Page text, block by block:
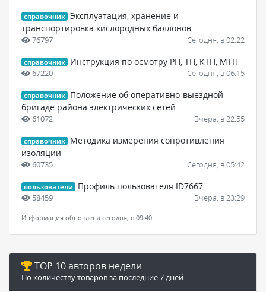
справочник Эксплуатация, хранение и
транспортировка кислородных баллонов
76797 Сегодня, в 02:22
справочник Инструкция по осмотру РП, ТП, КТП, МТП
67220 Сегодня, в 06:15
справочник
Положение об оперативно-выездной
бригаде района электрических сетей
61072 Вчера, в 22:55
справочник
Методика измерения сопротивления
изоляции
60735 Сегодня, в 05:42
пользователи Профиль пользователя ID7667
58459 Вчера, в 23:29
Информация обновлена сегодня, в 09:40
TOP 10 авторов недели
По количеству товаров за последние 7 дней